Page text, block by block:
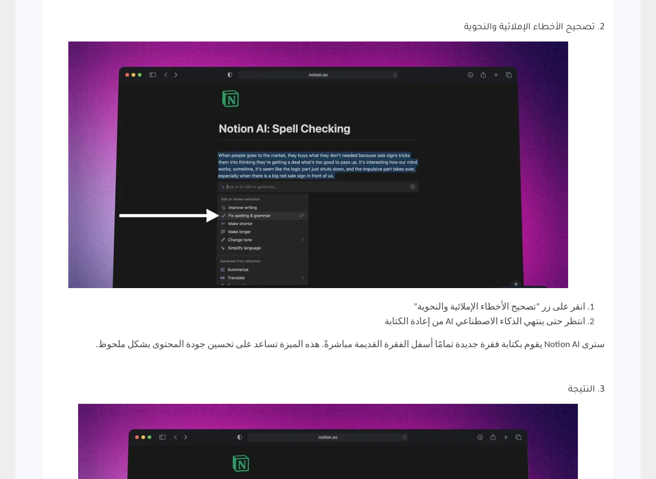
2. تصحيح الأخطاء الإملائية والنحوية
انقر على زر “تصحيح الأخطاء الإملائية والنحوية”
انتظر حتى ينتهي الذكاء الاصطناعي AI من إعادة الكتابة
سترى Notion AI يقوم بكتابة فقرة جديدة تمامًا أسفل الفقرة القديمة مباشرةً. هذه الميزة تساعد على تحسين جودة المحتوى بشكل ملحوظ.
3. النتيجة